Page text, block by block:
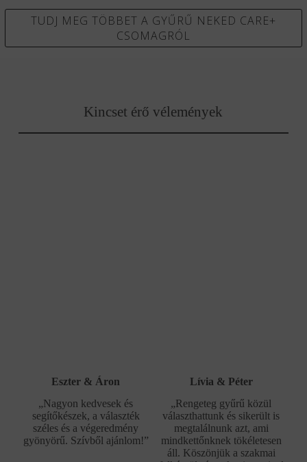
TUDJ MEG TÖBBET A GYŰRŰ NEKED CARE+
CSOMAGRÓL
Kincset érő vélemények
Eszter & Áron
„Nagyon kedvesek és
segítőkészek, a választék
széles és a végeredmény
gyönyörű. Szívből ajánlom!”
Lívia & Péter
„Rengeteg gyűrű közül
választhattunk és sikerült is
megtalálnunk azt, ami
mindkettőnknek tökéletesen
áll. Köszönjük a szakmai